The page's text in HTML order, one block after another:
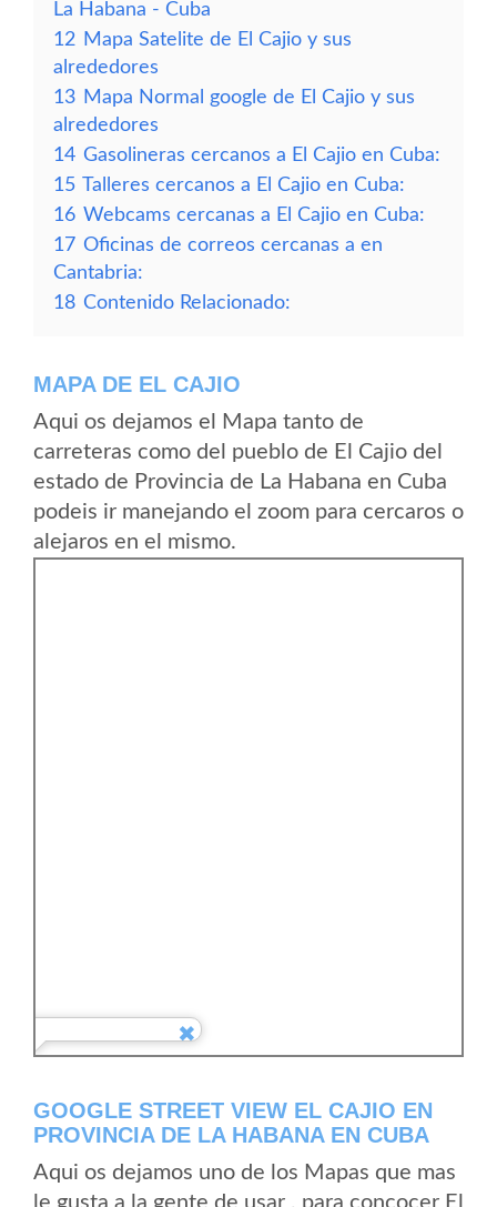
La Habana - Cuba
12 Mapa Satelite de El Cajio y sus
alrededores
13 Mapa Normal google de El Cajio y sus
alrededores
14 Gasolineras cercanos a El Cajio en Cuba:
15 Talleres cercanos a El Cajio en Cuba:
16 Webcams cercanas a El Cajio en Cuba:
17 Oficinas de correos cercanas a en
Cantabria:
18 Contenido Relacionado:
MAPA DE EL CAJIO
Aqui os dejamos el Mapa tanto de
carreteras como del pueblo de El Cajio del
estado de Provincia de La Habana en Cuba
podeis ir manejando el zoom para cercaros o
alejaros en el mismo.
GOOGLE STREET VIEW EL CAJIO EN
PROVINCIA DE LA HABANA EN CUBA
Aqui os dejamos uno de los Mapas que mas
le gusta a la gente de usar , para concocer El